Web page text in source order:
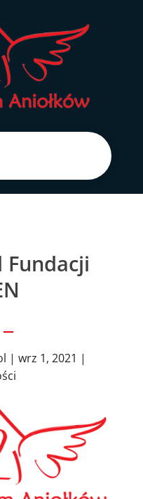
Fundacji
| wrz 1, 2021 |